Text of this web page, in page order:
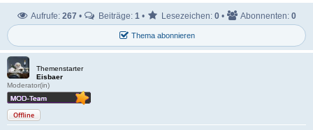
Thema abonnieren
Aufrufe: 267 • Beiträge: 1 • Lesezeichen: 0 • Abonnenten: 0
Themenstarter
Eisbaer
Moderator(in)
Offline